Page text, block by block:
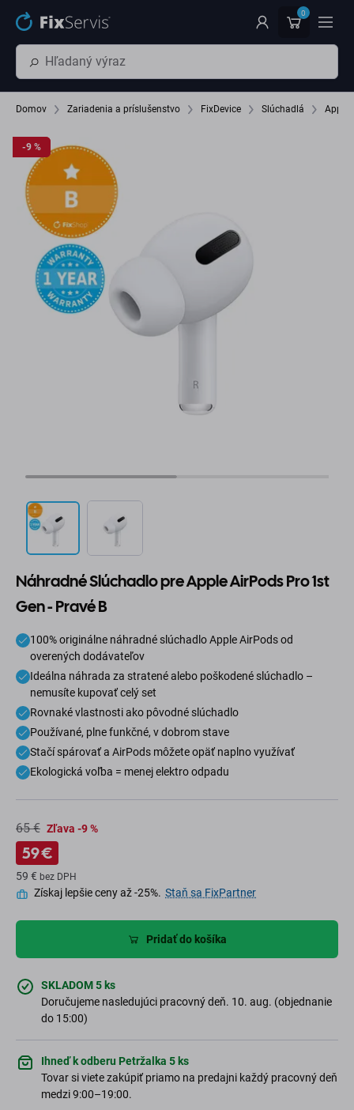
Preskočiť na hlavný obsah 0
Domov Zariadenia a príslušenstvo FixDevice Slúchadlá Apple
-9 %
-9 %
Náhradné Slúchadlo pre Apple AirPods Pro 1st
Gen - Pravé B
100% originálne náhradné slúchadlo Apple AirPods od
overených dodávateľov
Ideálna náhrada za stratené alebo poškodené slúchadlo –
nemusíte kupovať celý set
Rovnaké vlastnosti ako pôvodné slúchadlo
Používané, plne funkčné, v dobrom stave
Stačí spárovať a AirPods môžete opäť naplno využívať
Ekologická voľba = menej elektro odpadu
65 € Zľava -9 %
59 €
59 € bez DPH
Získaj lepšie ceny až -25%. Staň sa FixPartner
Pridať do košíka
SKLADOM 5 ks
Doručujeme nasledujúci pracovný deň. 10. aug. (objednanie
do 15:00)
Ihneď k odberu Petržalka 5 ks
Tovar si viete zakúpiť priamo na predajni každý pracovný deň
medzi 9:00–19:00.